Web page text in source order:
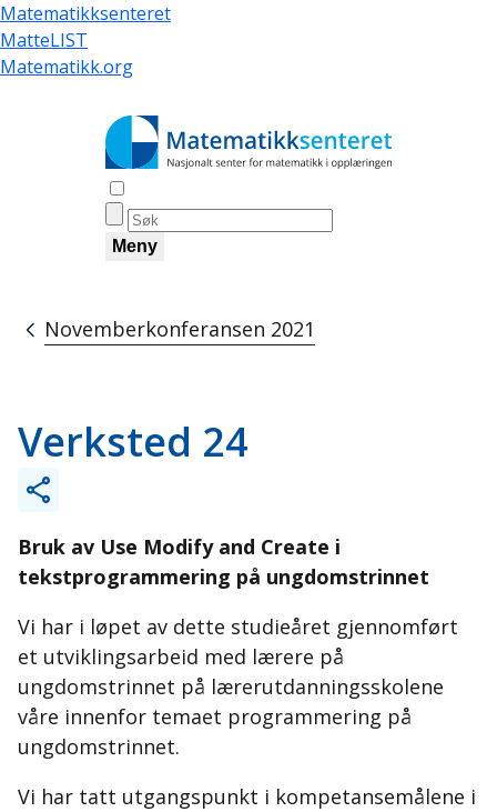
Hopp
til
hovedinnhold
Matematikksenteret
MatteLIST
Matematikk.org
Meny
Navigasjonssti
Novemberkonferansen 2021
Verksted 24
Bruk av Use Modify and Create i
tekstprogrammering på ungdomstrinnet
Vi har i løpet av dette studieåret gjennomført
et utviklingsarbeid med lærere på
ungdomstrinnet på lærerutdanningsskolene
våre innenfor temaet programmering på
ungdomstrinnet.
Vi har tatt utgangspunkt i kompetansemålene i